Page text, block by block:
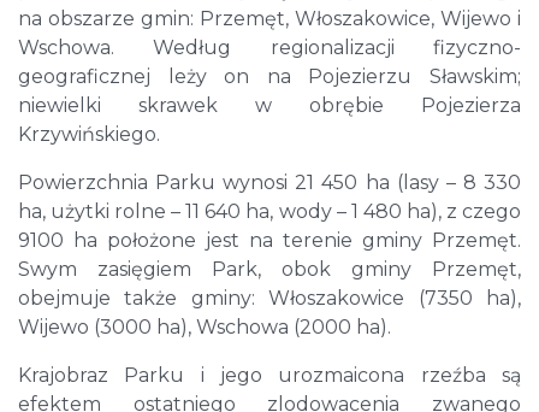
na obszarze gmin: Przemęt, Włoszakowice, Wijewo i
Wschowa. Według regionalizacji fizyczno-
geograficznej leży on na Pojezierzu Sławskim;
niewielki skrawek w obrębie Pojezierza
Krzywińskiego.
Powierzchnia Parku wynosi 21 450 ha (lasy – 8 330
ha, użytki rolne – 11 640 ha, wody – 1 480 ha), z czego
9100 ha położone jest na terenie gminy Przemęt.
Swym zasięgiem Park, obok gminy Przemęt,
obejmuje także gminy: Włoszakowice (7350 ha),
Wijewo (3000 ha), Wschowa (2000 ha).
Krajobraz Parku i jego urozmaicona rzeźba są
efektem ostatniego zlodowacenia zwanego